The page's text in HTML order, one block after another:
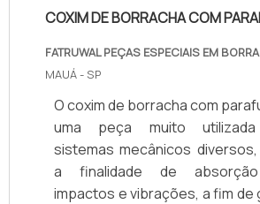
COXIM DE BORRACHA COM
FATRUWAL PEÇAS ESPECIAIS EM
MAUÁ - SP
O coxim de borracha com
uma peça muito
sistemas mecânicos
a finalidade de
impactos e vibrações, a fim de